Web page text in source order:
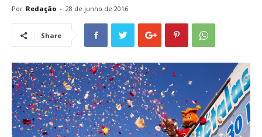
Por Redação - 28 de junho de 2016
Share